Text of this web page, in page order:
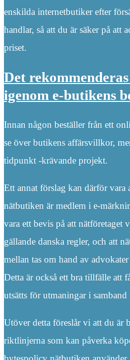
enskilda internetbutiker efter
handlar, så att du är säker på att
priset.
Det
igenom e-butikens
Innan någon beställer från ett
se över butikens affärsvillkor,
tidpunkt -krävande projekt.
Ett annat förslag kan därför vara
nätbutiken är medlem i e-
vara ett bevis på att nätföretaget
gällande danska regler, och att
mellan tas om hand av
Detta är också ett bra tillfälle att
utsätts för utmaningar i
Utöver detta föreslår vi att du är
riktlinjerna som kan påverka